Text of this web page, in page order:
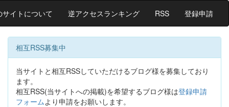
サイトについて 逆アクセスランキング RSS 登録申請
相互RSS募集中
当サイトと相互RSSしていただけるブログ様を募集しており
ます。
相互RSS(当サイトへの掲載)を希望するブログ様は登録申請
フォームより申請をお願いします。